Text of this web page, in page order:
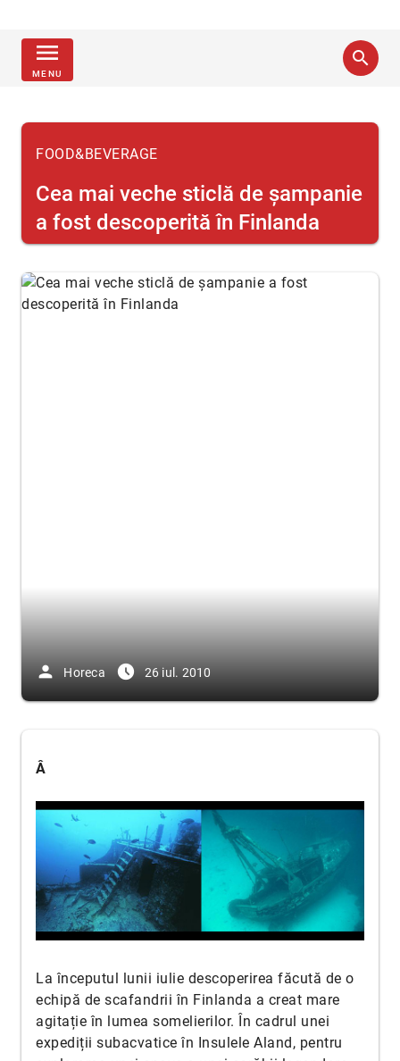
menu
MENU
search
FOOD&BEVERAGE
Cea mai veche sticlă de şampanie
a fost descoperită în Finlanda
person Horeca access_time_filled 26 iul. 2010
Â
La începutul lunii iulie descoperirea făcută de o
echipă de scafandrii în Finlanda a creat mare
agitație în lumea somelierilor. În cadrul unei
expediții subacvatice în Insulele Aland, pentru